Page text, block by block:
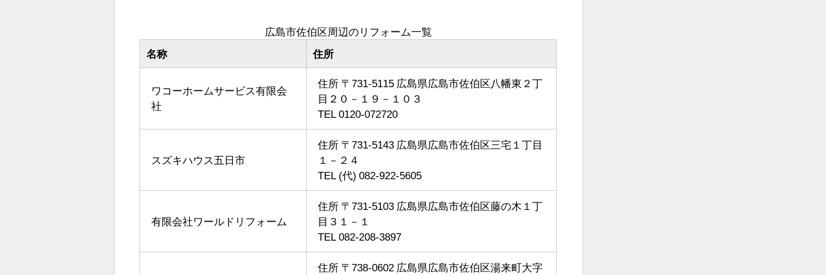
広島市佐伯区周辺のリフォーム一覧
名称 住所
ワコーホームサービス有限会
社
住所 〒731-5115 広島県広島市佐伯区八幡東２丁
目２０－１９－１０３
TEL 0120-072720
スズキハウス五日市
住所 〒731-5143 広島県広島市佐伯区三宅１丁目
１－２４
TEL (代) 082-922-5605
有限会社ワールドリフォーム
住所 〒731-5103 広島県広島市佐伯区藤の木１丁
目３１－１
TEL 082-208-3897
住所 〒738-0602 広島県広島市佐伯区湯来町大字